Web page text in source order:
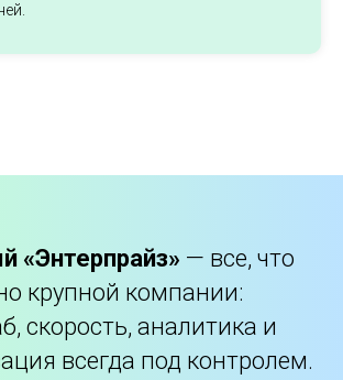
«Энтерпрайз» — все, что
крупной компании:
скорость, аналитика и
всегда под контролем.